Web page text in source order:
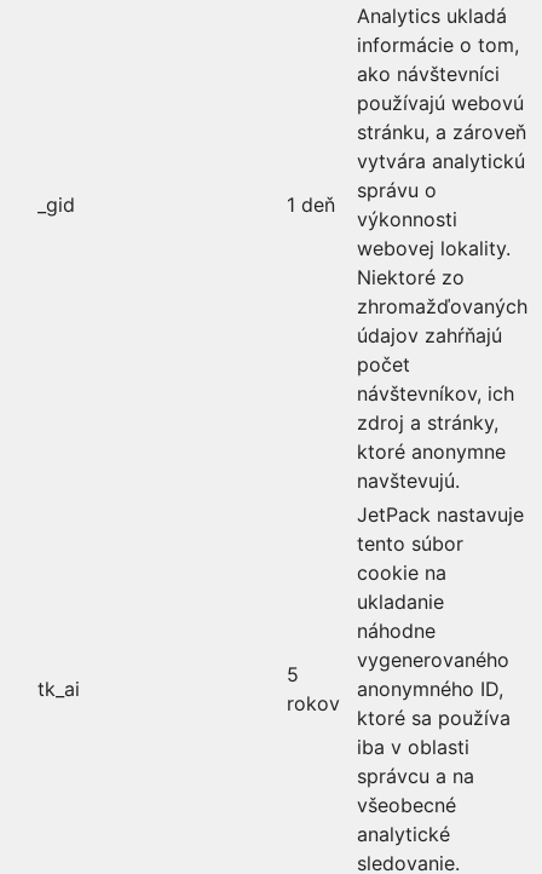
_gid 1 deň
Analytics ukladá
informácie o tom,
ako návštevníci
používajú webovú
stránku, a zároveň
vytvára analytickú
správu o
výkonnosti
webovej lokality.
Niektoré zo
zhromažďovaných
údajov zahŕňajú
počet
návštevníkov, ich
zdroj a stránky,
ktoré anonymne
navštevujú.
tk_ai
5
rokov
JetPack nastavuje
tento súbor
cookie na
ukladanie
náhodne
vygenerovaného
anonymného ID,
ktoré sa používa
iba v oblasti
správcu a na
všeobecné
analytické
sledovanie.